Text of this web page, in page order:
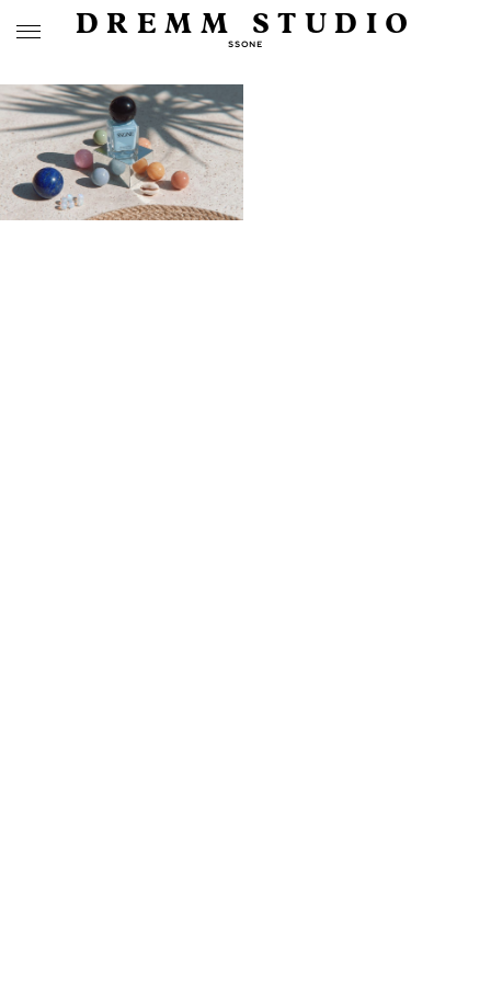
DREMM STUDIO
SSONE